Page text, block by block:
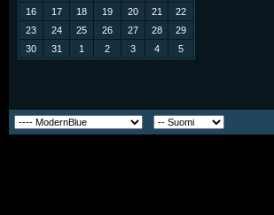
16
17 18 19 20 21
22
23
24 25 26 27 28
29
30
31 1 2 3 4 5